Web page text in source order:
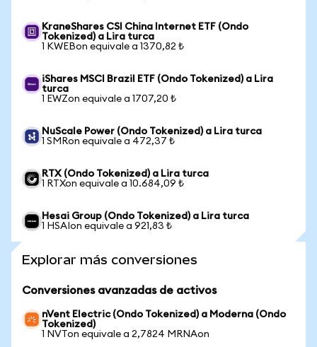
KraneShares CSI China Internet ETF (Ondo
Tokenized) a Lira turca
1 KWEBon equivale a 1370,82 ₺
iShares MSCI Brazil ETF (Ondo Tokenized) a Lira
turca
1 EWZon equivale a 1707,20 ₺
NuScale Power (Ondo Tokenized) a Lira turca
1 SMRon equivale a 472,37 ₺
RTX (Ondo Tokenized) a Lira turca
1 RTXon equivale a 10.684,09 ₺
Hesai Group (Ondo Tokenized) a Lira turca
1 HSAIon equivale a 921,83 ₺
Explorar más conversiones
Conversiones avanzadas de activos
nVent Electric (Ondo Tokenized) a Moderna (Ondo
Tokenized)
1 NVTon equivale a 2,7824 MRNAon